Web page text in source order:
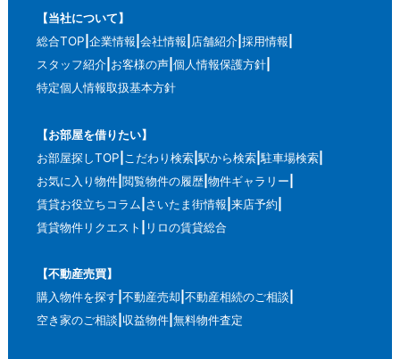
【当社について】
総合TOP 企業情報 会社情報 店舗紹介 採用情報
スタッフ紹介 お客様の声 個人情報保護方針
特定個人情報取扱基本方針
【お部屋を借りたい】
お部屋探しTOP こだわり検索 駅から検索 駐車場検索
お気に入り物件 閲覧物件の履歴 物件ギャラリー
賃貸お役立ちコラム さいたま街情報 来店予約
賃貸物件リクエスト
リロの賃貸総合
【不動産売買】
購入物件を探す 不動産売却 不動産相続のご相談
空き家のご相談 収益物件 無料物件査定